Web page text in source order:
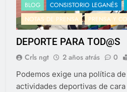
BLOG CONSISTORIO LEGANÉS
NOTAS DE PRENSA
PRENSA Y
DEPORTE PARA TOD@S
Crls ngt 2 años atrás 0
Podemos exige una política
actividades deportivas de cara